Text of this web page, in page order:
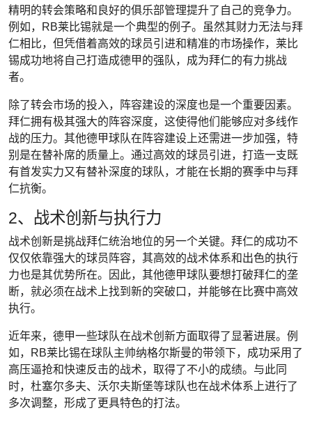
精明的转会策略和良好的俱乐部管理提升了自己的竞争力。
例如，RB莱比锡就是一个典型的例子。虽然其财力无法与拜
仁相比，但凭借着高效的球员引进和精准的市场操作，莱比
锡成功地将自己打造成德甲的强队，成为拜仁的有力挑战
者。
除了转会市场的投入，阵容建设的深度也是一个重要因素。
拜仁拥有极其强大的阵容深度，这使得他们能够应对多线作
战的压力。其他德甲球队在阵容建设上还需进一步加强，特
别是在替补席的质量上。通过高效的球员引进，打造一支既
有首发实力又有替补深度的球队，才能在长期的赛季中与拜
仁抗衡。
2、战术创新与执行力
战术创新是挑战拜仁统治地位的另一个关键。拜仁的成功不
仅仅依靠强大的球员阵容，其高效的战术体系和出色的执行
力也是其优势所在。因此，其他德甲球队要想打破拜仁的垄
断，就必须在战术上找到新的突破口，并能够在比赛中高效
执行。
近年来，德甲一些球队在战术创新方面取得了显著进展。例
如，RB莱比锡在球队主帅纳格尔斯曼的带领下，成功采用了
高压逼抢和快速反击的战术，取得了不小的成绩。与此同
时，杜塞尔多夫、沃尔夫斯堡等球队也在战术体系上进行了
多次调整，形成了更具特色的打法。